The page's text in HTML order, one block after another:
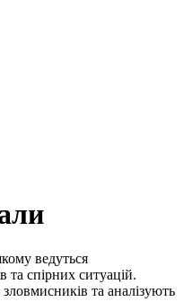
ведуться
та спірних ситуацій.
та аналізують